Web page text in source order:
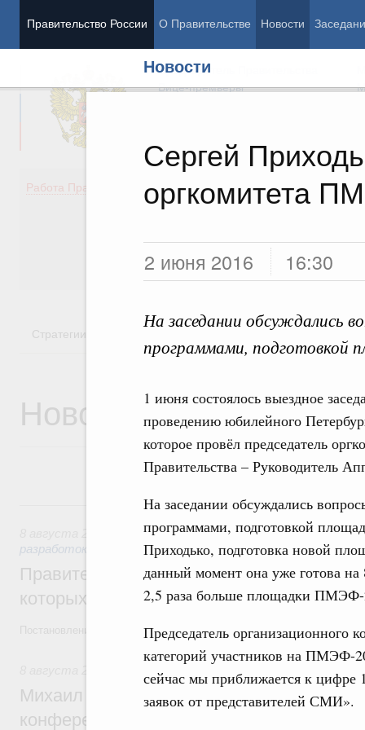
Правительство России О Правительстве Новости
Новости
Сергей
оргкомитета
2 июня 2016 16:30
На заседании обсуждались
программами, подготовкой
1 июня состоялось выездное
проведению юбилейного
которое провёл председатель
Правительства – Руководитель
На заседании обсуждались
программами, подготовкой
Приходько, подготовка новой
данный момент она уже готова
2,5 раза больше площадки
Председатель организационного
категорий участников на ПМЭФ-
сейчас мы приближается к цифре
заявок от представителей СМИ».
Председатель Правительства
Вице-премьеры
Работа Правительства
Демография
Здоровье
Общество
Государство
Стратегии Государственные программы
Новости
8 августа, суббота
Государственная политика в сфере
разработок
Правительство расширило перечень
которых освобождаются от НДФЛ
Постановление от 5 августа 2026 года №978
Отрасль информационных технологий
Михаил Мишустин дал поручения по
конференции «Цифровая индустрия